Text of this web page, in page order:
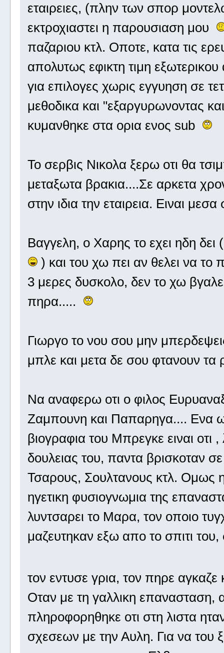
εταιρειες, (πλην των σπορ
εκτροχιαστει η παρουσιαση μου
παζαριου κτλ. Οποτε, κατα τις
απολυτως εφικτη τιμη
για επιλογες χωρις εγγυηση σε
μεθοδικα και "εξαργυρωνοντας
κυμανθηκε στα ορια ενος sub
Το σερβις Νικολα ξερω οτι θα
μεταξωτα βρακια....Σε αρκετα
στην ιδια την εταιρεια. Ειναι
Βαγγελη, ο Χαρης το εχει ηδη
) και του χω πει αν θελει να το
3 μερες δυσκολο, δεν το χω
πηρα.....
Γιωργο το νου σου μην
μπλε και μετα δε σου φτανουν
Να αναφερω οτι ο φιλος
Ζαμπουνη και Παπαρηγα.... Ενα
βιογραφια του Μπρεγκε ειναι οτι
δουλειας του, παντα βρισκοταν
Τσαρους, Σουλτανους κτλ. Ομως
ηγετικη φυσιογνωμια της
λυντσαρει το Μαρα, τον οποιο
μαζευτηκαν εξω απο το σπιτι του,
τον εντυσε γρια, τον πηρε
Οταν με τη γαλλικη επανασταση,
πληροφορηθηκε οτι στη λιστα
σχεσεων με την Αυλη. Για να του